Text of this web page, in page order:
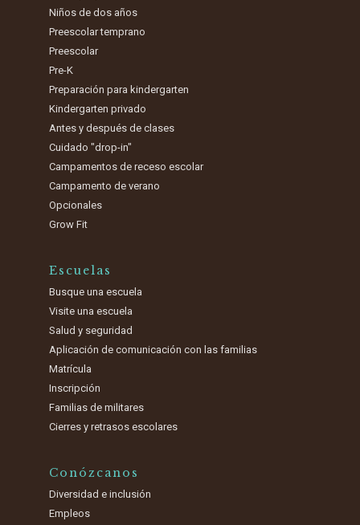
Niños de dos años
Preescolar temprano
Preescolar
Pre-K
Preparación para kindergarten
Kindergarten privado
Antes y después de clases
Cuidado "drop-in"
Campamentos de receso escolar
Campamento de verano
Opcionales
Grow Fit
Escuelas
Busque una escuela
Visite una escuela
Salud y seguridad
Aplicación de comunicación con las familias
Matrícula
Inscripción
Familias de militares
Cierres y retrasos escolares
Conózcanos
Diversidad e inclusión
Empleos